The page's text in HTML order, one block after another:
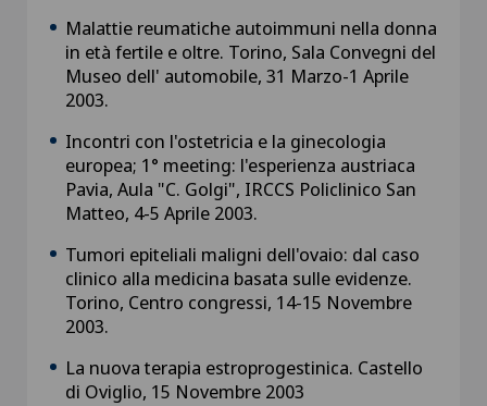
Malattie reumatiche autoimmuni nella donna
in età fertile e oltre. Torino, Sala Convegni del
Museo dell' automobile, 31 Marzo-1 Aprile
2003.
Incontri con l'ostetricia e la ginecologia
europea; 1° meeting: l'esperienza austriaca
Pavia, Aula "C. Golgi", IRCCS Policlinico San
Matteo, 4-5 Aprile 2003.
Tumori epiteliali maligni dell'ovaio: dal caso
clinico alla medicina basata sulle evidenze.
Torino, Centro congressi, 14-15 Novembre
2003.
La nuova terapia estroprogestinica. Castello
di Oviglio, 15 Novembre 2003